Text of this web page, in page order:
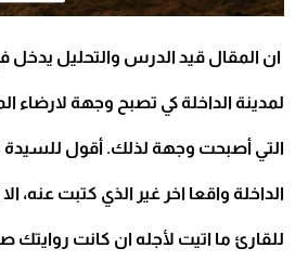
ان المقال قيد الدرس والتحليل يدخل
لمدينة الداخلة كي تصبح وجهة لارضاء
التي أصبحت وجهة لذلك. أقول للسيدة
الداخلة واقعا اخر غير الذي كتبت عنه،
للقارئ ما اتيت لأجله ان كانت روايتك